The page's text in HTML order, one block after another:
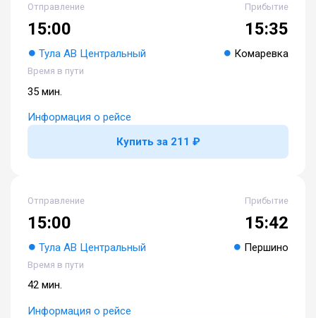
Отправление
15:00
Тула АВ Центральный
Прибытие
15:35
Комаревка
Время в пути
35 мин.
Информация о рейсе
Купить за 211 ₽
Отправление
15:00
Тула АВ Центральный
Прибытие
15:42
Першино
Время в пути
42 мин.
Информация о рейсе